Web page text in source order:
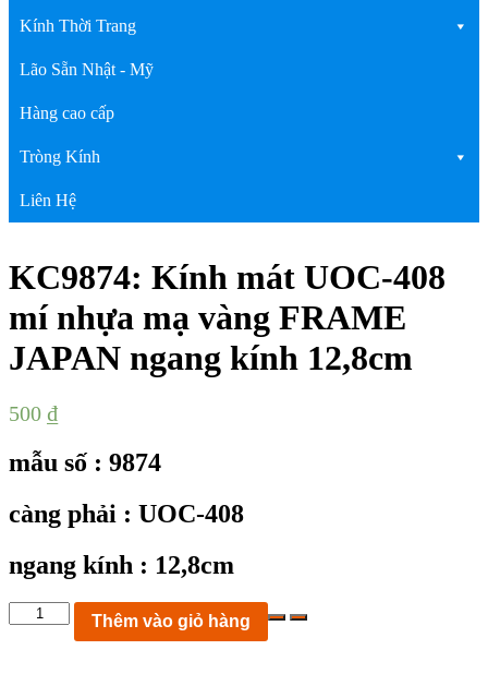
Kính Thời Trang
Lão Sẵn Nhật - Mỹ
Hàng cao cấp
Tròng Kính
Liên Hệ
KC9874: Kính mát UOC-408
mí nhựa mạ vàng FRAME
JAPAN ngang kính 12,8cm
500 ₫
mẫu số : 9874
càng phải : UOC-408
ngang kính : 12,8cm
KC9874:
Kính
Thêm vào giỏ hàng